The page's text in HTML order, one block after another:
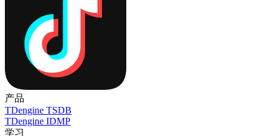
产品
TDengine TSDB
TDengine IDMP
学习